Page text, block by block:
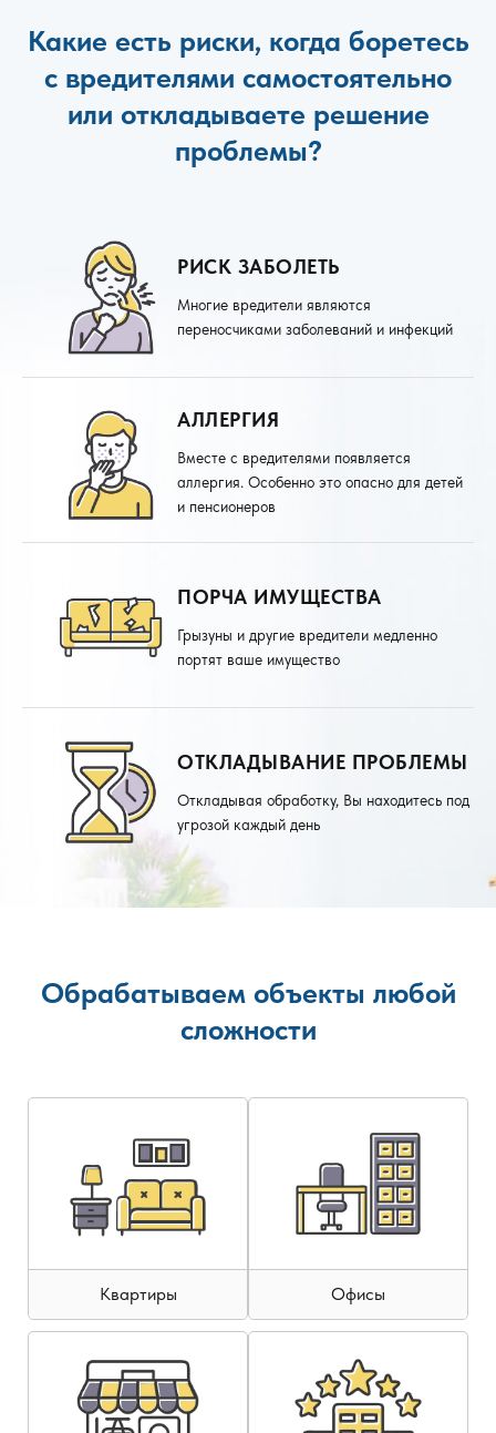
Какие есть риски, когда боретесь
с вредителями самостоятельно
или откладываете решение
проблемы?
РИСК ЗАБОЛЕТЬ
Многие вредители являются
переносчиками заболеваний и инфекций
АЛЛЕРГИЯ
Вместе с вредителями появляется
аллергия. Особенно это опасно для детей
и пенсионеров
ПОРЧА ИМУЩЕСТВА
Грызуны и другие вредители медленно
портят ваше имущество
ОТКЛАДЫВАНИЕ ПРОБЛЕМЫ
Откладывая обработку, Вы находитесь под
угрозой каждый день
Обрабатываем объекты любой
сложности
Квартиры Офисы